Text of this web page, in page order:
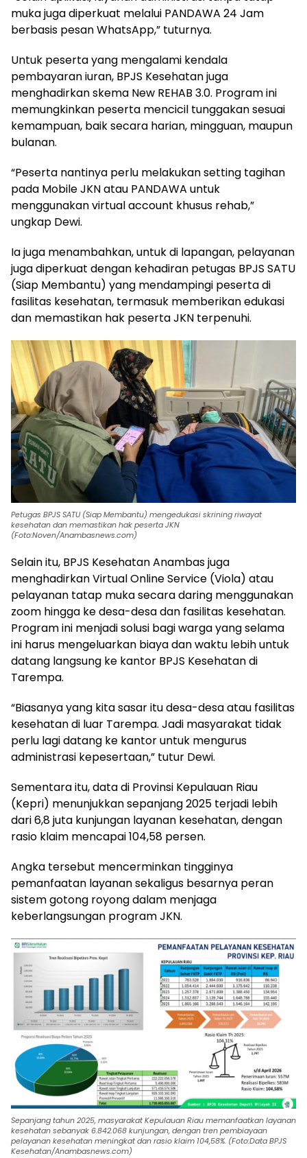
muka juga diperkuat melalui PANDAWA 24 Jam
berbasis pesan WhatsApp,” tuturnya.
Untuk peserta yang mengalami kendala
pembayaran iuran, BPJS Kesehatan juga
menghadirkan skema New REHAB 3.0. Program ini
memungkinkan peserta mencicil tunggakan sesuai
kemampuan, baik secara harian, mingguan, maupun
bulanan.
“Peserta nantinya perlu melakukan setting tagihan
pada Mobile JKN atau PANDAWA untuk
menggunakan virtual account khusus rehab,”
ungkap Dewi.
Ia juga menambahkan, untuk di lapangan, pelayanan
juga diperkuat dengan kehadiran petugas BPJS SATU
(Siap Membantu) yang mendampingi peserta di
fasilitas kesehatan, termasuk memberikan edukasi
dan memastikan hak peserta JKN terpenuhi.
Petugas BPJS SATU (Siap Membantu) mengedukasi skrining riwayat
kesehatan dan memastikan hak peserta JKN
(Foto:Noven/Anambasnews.com)
Selain itu, BPJS Kesehatan Anambas juga
menghadirkan Virtual Online Service (Viola) atau
pelayanan tatap muka secara daring menggunakan
zoom hingga ke desa-desa dan fasilitas kesehatan.
Program ini menjadi solusi bagi warga yang selama
ini harus mengeluarkan biaya dan waktu lebih untuk
datang langsung ke kantor BPJS Kesehatan di
Tarempa.
“Biasanya yang kita sasar itu desa-desa atau fasilitas
kesehatan di luar Tarempa. Jadi masyarakat tidak
perlu lagi datang ke kantor untuk mengurus
administrasi kepesertaan,” tutur Dewi.
Sementara itu, data di Provinsi Kepulauan Riau
(Kepri) menunjukkan sepanjang 2025 terjadi lebih
dari 6,8 juta kunjungan layanan kesehatan, dengan
rasio klaim mencapai 104,58 persen.
Angka tersebut mencerminkan tingginya
pemanfaatan layanan sekaligus besarnya peran
sistem gotong royong dalam menjaga
keberlangsungan program JKN.
Sepanjang tahun 2025, masyarakat Kepulauan Riau memanfaatkan layanan
kesehatan sebanyak 6.842.068 kunjungan, dengan tren pembiayaan
pelayanan kesehatan meningkat dan rasio klaim 104,58%. (Foto:Data BPJS
Kesehatan/Anambasnews.com)